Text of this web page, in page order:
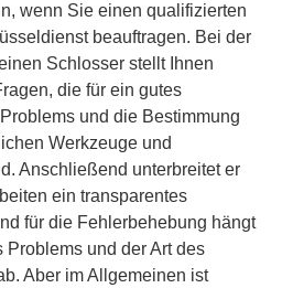
wenn Sie einen qualifizierten
beauftragen. Bei der
Schlosser stellt Ihnen
die für ein gutes
und die Bestimmung
Werkzeuge und
Anschließend unterbreitet er
ein transparentes
für die Fehlerbehebung hängt
und der Art des
Aber im Allgemeinen ist